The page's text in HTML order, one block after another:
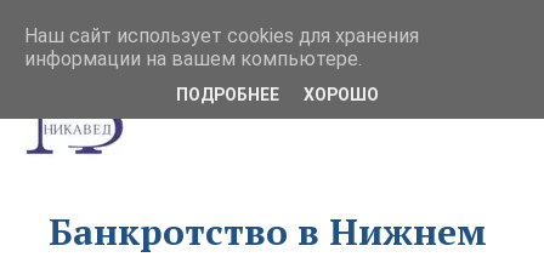
Банкротство в Нижнем
Наш сайт использует cookies для хранения
информации на вашем компьютере.
ПОДРОБНЕЕ ХОРОШО